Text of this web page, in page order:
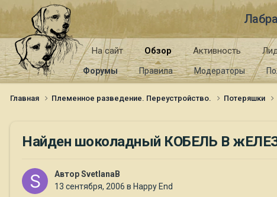
На сайт Обзор
Форумы Правила Модераторы
Активность
Главная Племенное разведение. Переустройство. Потеряшки
Найден шоколадный КОБЕЛЬ В
АвторSvetlanaB
13 сентября, 2006 в Happy End